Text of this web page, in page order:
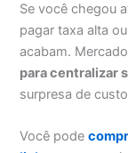
Se você chegou
pagar taxa alta
acabam.
para centralizar
surpresa de
Você pode